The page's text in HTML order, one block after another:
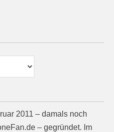
2011 – damals noch
– gegründet. Im